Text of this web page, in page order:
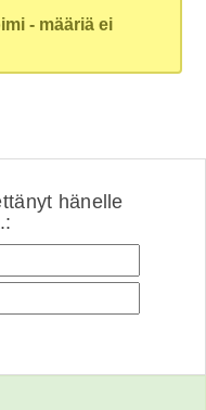
- määriä ei
hänelle